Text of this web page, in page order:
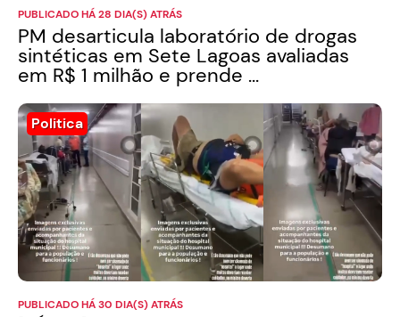
PUBLICADO HÁ 28 DIA(S) ATRÁS
PM desarticula laboratório de drogas
sintéticas em Sete Lagoas avaliadas
em R$ 1 milhão e prende ...
Politica
PUBLICADO HÁ 30 DIA(S) ATRÁS